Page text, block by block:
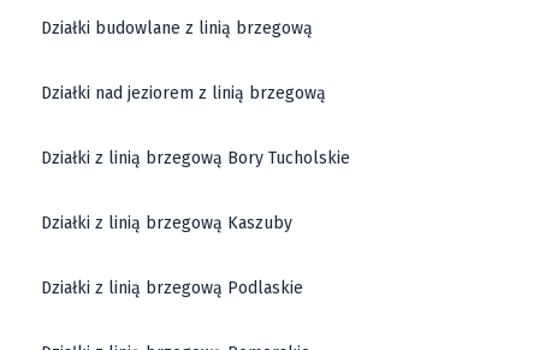
Działki budowlane z linią brzegową
Działki nad jeziorem z linią brzegową
Działki z linią brzegową Bory Tucholskie
Działki z linią brzegową Kaszuby
Działki z linią brzegową Podlaskie